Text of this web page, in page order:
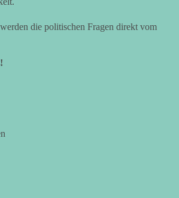
die politischen Fragen direkt vom